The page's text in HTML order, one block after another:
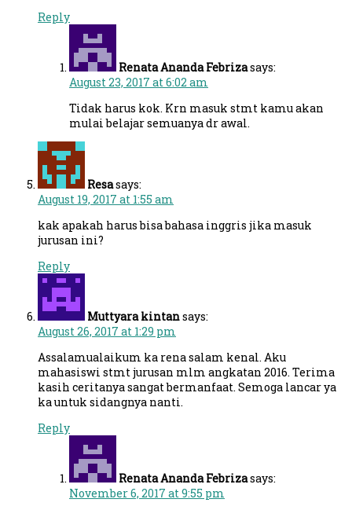
Reply
Renata Ananda Febrizasays:
August 23, 2017 at 6:02 am
Tidak harus kok. Krn masuk stmt kamu akan
mulai belajar semuanya dr awal.
Resasays:
August 19, 2017 at 1:55 am
kak apakah harus bisa bahasa inggris jika masuk
jurusan ini?
Reply
Muttyara kintansays:
August 26, 2017 at 1:29 pm
Assalamualaikum ka rena salam kenal. Aku
mahasiswi stmt jurusan mlm angkatan 2016. Terima
kasih ceritanya sangat bermanfaat. Semoga lancar ya
ka untuk sidangnya nanti.
Reply
Renata Ananda Febrizasays:
November 6, 2017 at 9:55 pm